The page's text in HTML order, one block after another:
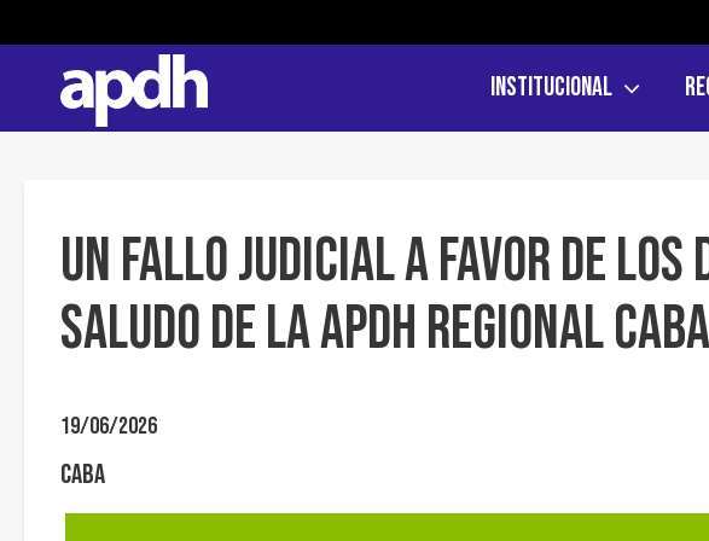
Institucional
UN FALLO JUDICIAL A FAVOR DE LOS
SALUDO DE LA APDH REGIONAL
19/06/2026
CABA